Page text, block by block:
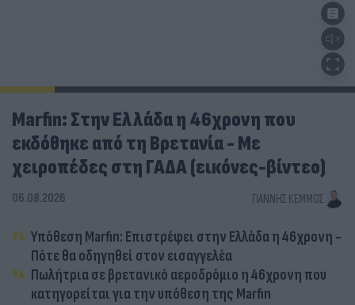
Marfin: Στην Ελλάδα η 46χρονη που
εκδόθηκε από τη Βρετανία - Με
χειροπέδες στη ΓΑΔΑ (εικόνες-βίντεο)
06.08.2026 ΓΙΆΝΝΗΣ ΚΈΜΜΟΣ
Υπόθεση Marfin: Επιστρέφει στην Ελλάδα η 46χρονη -
Πότε θα οδηγηθεί στον εισαγγελέα
Πωλήτρια σε βρετανικό αεροδρόμιο η 46χρονη που
κατηγορείται για την υπόθεση της Marfin